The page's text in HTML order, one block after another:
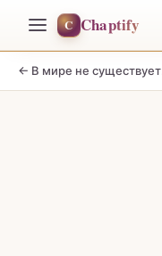
C Chaptify
← В мире не существует плохих военных собак